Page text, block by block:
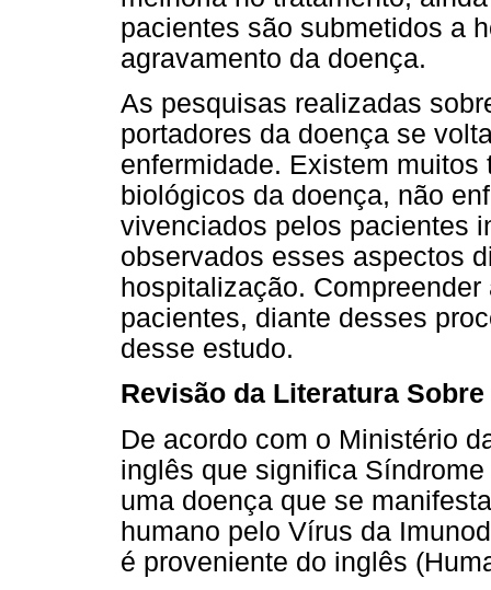
pacientes são submetidos a
agravamento da doença.
As pesquisas realizadas
portadores da doença se
enfermidade. Existem
biológicos da doença, não
vivenciados pelos pacientes
observados esses aspectos
hospitalização.
pacientes, diante desses
desse estudo.
Revisão da Literatura Sobre
De acordo com o Ministério
inglês que significa
uma doença que se
humano pelo Vírus da
é proveniente do inglês